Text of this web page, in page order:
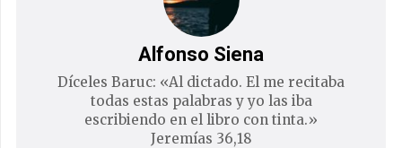
Alfonso Siena
Díceles Baruc: «Al dictado. El me recitaba
todas estas palabras y yo las iba
escribiendo en el libro con tinta.»
Jeremías 36,18